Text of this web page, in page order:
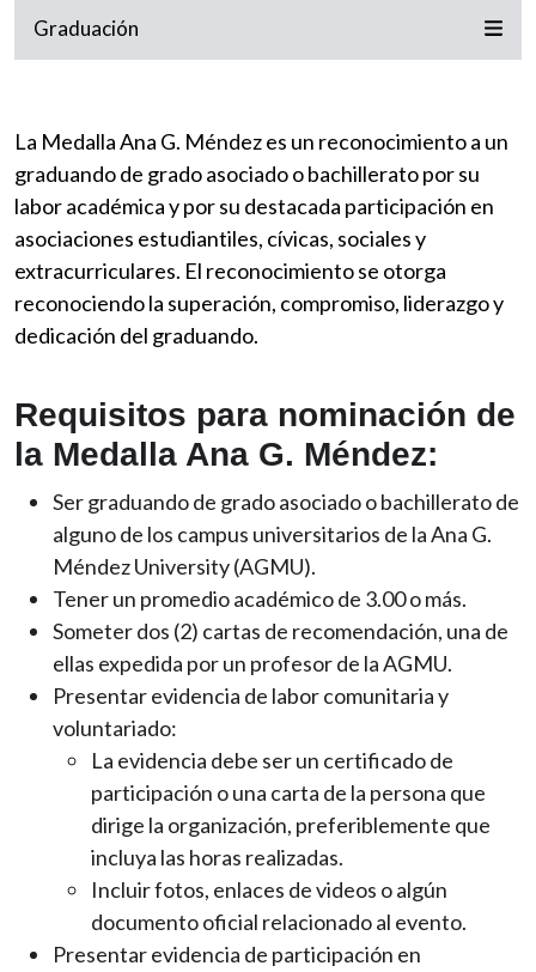
Graduación
La Medalla Ana G. Méndez es un reconocimiento a un
graduando de grado asociado o bachillerato por su
labor académica y por su destacada participación en
asociaciones estudiantiles, cívicas, sociales y
extracurriculares. El reconocimiento se otorga
reconociendo la superación, compromiso, liderazgo y
dedicación del graduando.
Requisitos para nominación de
la Medalla Ana G. Méndez:
Ser graduando de grado asociado o bachillerato de
alguno de los campus universitarios de la Ana G.
Méndez University (AGMU).
Tener un promedio académico de 3.00 o más.
Someter dos (2) cartas de recomendación, una de
ellas expedida por un profesor de la AGMU.
Presentar evidencia de labor comunitaria y
voluntariado:
La evidencia debe ser un certificado de
participación o una carta de la persona que
dirige la organización, preferiblemente que
incluya las horas realizadas.
Incluir fotos, enlaces de videos o algún
documento oficial relacionado al evento.
Presentar evidencia de participación en